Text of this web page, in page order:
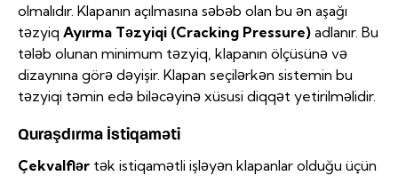
olmalıdır. Klapanın açılmasına səbəb olan bu ən aşağı
təzyiq Ayırma Təzyiqi (Cracking Pressure) adlanır. Bu
tələb olunan minimum təzyiq, klapanın ölçüsünə və
dizaynına görə dəyişir. Klapan seçilərkən sistemin bu
təzyiqi təmin edə biləcəyinə xüsusi diqqət yetirilməlidir.
Quraşdırma İstiqaməti
Çekvalflər tək istiqamətli işləyən klapanlar olduğu üçün